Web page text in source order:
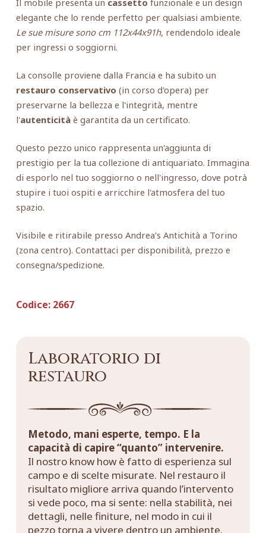
elegante che lo rende perfetto per qualsiasi ambiente.
Le sue misure sono cm 112x44x91h, rendendolo ideale
per ingressi o soggiorni.
La consolle proviene dalla Francia e ha subito un
restauro conservativo (in corso d'opera) per
preservarne la bellezza e l'integrità, mentre
l'autenticitàè garantita da un certificato.
Questo pezzo unico rappresenta un'aggiunta di
prestigio per la tua collezione di antiquariato. Immagina
di esporlo nel tuo soggiorno o nell'ingresso, dove potrà
stupire i tuoi ospiti e arricchire l'atmosfera del tuo
spazio.
Visibile e ritirabile presso Andrea's Antichità a Torino
(zona centro). Contattaci per disponibilità, prezzo e
consegna/spedizione.
Codice:2667
Laboratorio di
restauro
Metodo, mani esperte, tempo. E la
capacità di capire “quanto” intervenire.
Il nostro know how è fatto di esperienza sul
campo e di scelte misurate. Nel restauro il
risultato migliore arriva quando l’intervento
si vede poco, ma si sente: nella stabilità, nei
dettagli, nelle finiture, nel modo in cui il
pezzo torna a vivere dentro un ambiente.